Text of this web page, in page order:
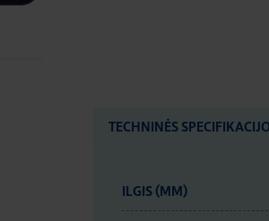
TECHNINĖS
ILGIS (MM)